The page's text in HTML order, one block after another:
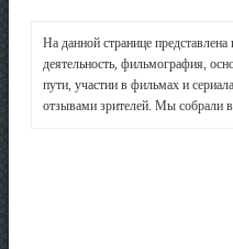
На данной странице
деятельность, фильмография,
пути, участии в фильмах и
отзывами зрителей. Мы собрали